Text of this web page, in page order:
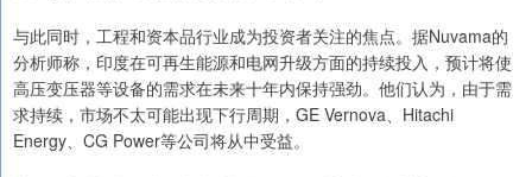
与此同时，工程和资本品行业成为投资者关注的焦点。据Nuvama的
分析师称，印度在可再生能源和电网升级方面的持续投入，预计将使
高压变压器等设备的需求在未来十年内保持强劲。他们认为，由于需
求持续，市场不太可能出现下行周期，GE Vernova、Hitachi
Energy、CG Power等公司将从中受益。